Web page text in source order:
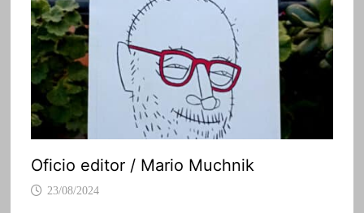
Oficio editor / Mario Muchnik
23/08/2024